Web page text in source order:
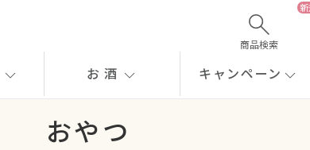
商品検索
お酒 キャンペーン
おやつ